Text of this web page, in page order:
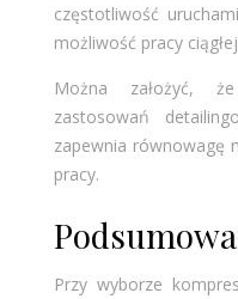
częstotliwość
możliwość pracy
Można założyć,
zastosowań
zapewnia równowagę
pracy.
Przy wyborze